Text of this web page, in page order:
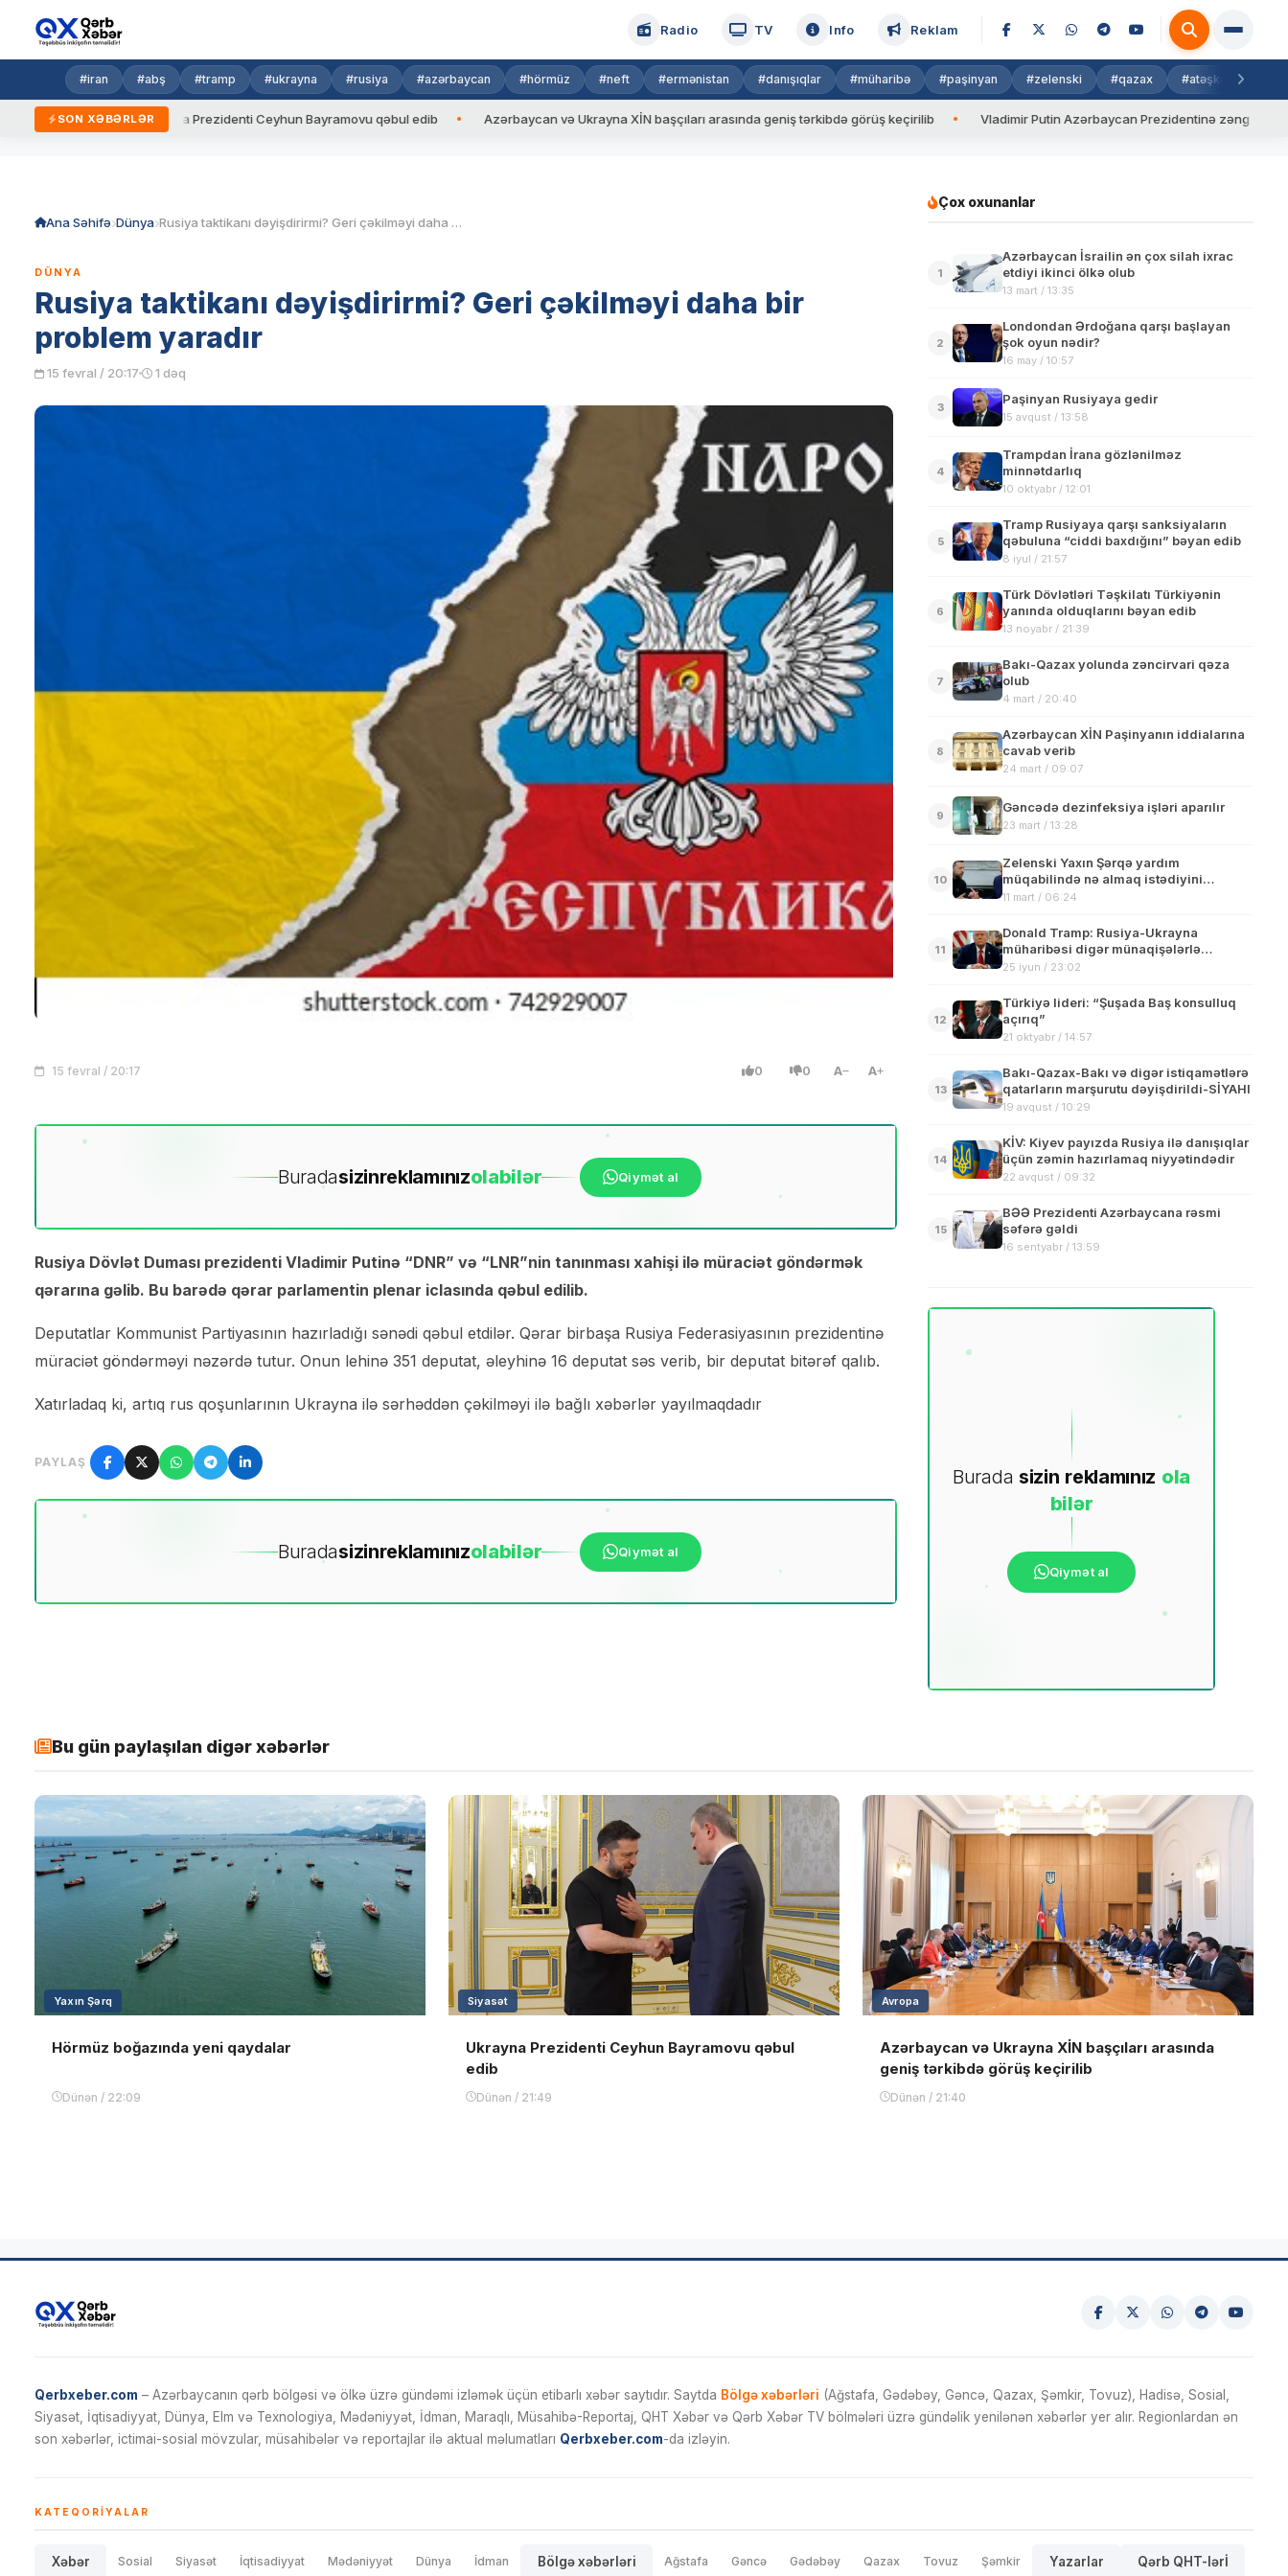
Radio TV Info Reklam
#iran #abş #tramp #ukrayna #rusiya #azərbaycan #hörmüz #neft #ermənistan #danışıqlar #müharibə #paşinyan #zelenski #qazax #atəşkəs
SON XƏBƏRLƏR
Ukrayna Prezidenti Ceyhun Bayramovu qəbul edib Azərbaycan və Ukrayna XİN başçıları arasında geniş tərkibdə görüş keçirilib Vladimir Putin Azərbaycan Prezidentinə zəng edib
Ana Səhifə Dünya Rusiya taktikanı dəyişdirirmi? Geri çəkilməyi daha bir problem yaradır
DÜNYA
Rusiya taktikanı dəyişdirirmi? Geri çəkilməyi daha bir
problem yaradır
15 fevral / 20:17 1 dəq
15 fevral / 20:17 0 0 A A
Buradasizinreklamınızolabilər Qiymət al
Rusiya Dövlət Duması prezidenti Vladimir Putinə “DNR” və “LNR”nin tanınması xahişi ilə müraciət göndərmək
qərarına gəlib. Bu barədə qərar parlamentin plenar iclasında qəbul edilib.
Deputatlar Kommunist Partiyasının hazırladığı sənədi qəbul etdilər. Qərar birbaşa Rusiya Federasiyasının prezidentinə
müraciət göndərməyi nəzərdə tutur. Onun lehinə 351 deputat, əleyhinə 16 deputat səs verib, bir deputat bitərəf qalıb.
Xatırladaq ki, artıq rus qoşunlarının Ukrayna ilə sərhəddən çəkilməyi ilə bağlı xəbərlər yayılmaqdadır
PAYLAŞ
Buradasizinreklamınızolabilər Qiymət al
Çox oxunanlar
1
Azərbaycan İsrailin ən çox silah ixrac
etdiyi ikinci ölkə olub
13 mart / 13:35
2
Londondan Ərdoğana qarşı başlayan
şok oyun nədir?
16 may / 10:57
3
Paşinyan Rusiyaya gedir
15 avqust / 13:58
4
Trampdan İrana gözlənilməz
minnətdarlıq
10 oktyabr / 12:01
5
Tramp Rusiyaya qarşı sanksiyaların
qəbuluna “ciddi baxdığını” bəyan edib
8 iyul / 21:57
6
Türk Dövlətləri Təşkilatı Türkiyənin
yanında olduqlarını bəyan edib
13 noyabr / 21:39
7
Bakı-Qazax yolunda zəncirvari qəza
olub
4 mart / 20:40
8
Azərbaycan XİN Paşinyanın iddialarına
cavab verib
24 mart / 09:07
9
Gəncədə dezinfeksiya işləri aparılır
23 mart / 13:28
10
Zelenski Yaxın Şərqə yardım
müqabilində nə almaq istədiyini
açıqladı
11 mart / 06:24
11
Donald Tramp: Rusiya-Ukrayna
müharibəsi digər münaqişələrlə
25 iyun / 23:02
12
Türkiyə lideri: “Şuşada Baş konsulluq
açırıq”
21 oktyabr / 14:57
13
Bakı-Qazax-Bakı və digər istiqamətlərə
qatarların marşurutu dəyişdirildi-SİYAHI
19 avqust / 10:29
14
KİV: Kiyev payızda Rusiya ilə danışıqlar
üçün zəmin hazırlamaq niyyətindədir
22 avqust / 09:32
15
BƏƏ Prezidenti Azərbaycana rəsmi
səfərə gəldi
16 sentyabr / 13:59
Burada sizin reklamınız ola
bilər
Qiymət al
Bu gün paylaşılan digər xəbərlər
Yaxın Şərq
Hörmüz boğazında yeni qaydalar
Dünən / 22:09
Siyasət
Ukrayna Prezidenti Ceyhun Bayramovu qəbul
edib
Dünən / 21:49
Avropa
Azərbaycan və Ukrayna XİN başçıları arasında
geniş tərkibdə görüş keçirilib
Dünən / 21:40
Qerbxeber.com – Azərbaycanın qərb bölgəsi və ölkə üzrə gündəmi izləmək üçün etibarlı xəbər saytıdır. Saytda Bölgə xəbərləri (Ağstafa, Gədəbəy, Gəncə, Qazax, Şəmkir, Tovuz), Hadisə, Sosial,
Siyasət, İqtisadiyyat, Dünya, Elm və Texnologiya, Mədəniyyət, İdman, Maraqlı, Müsahibə-Reportaj, QHT Xəbər və Qərb Xəbər TV bölmələri üzrə gündəlik yenilənən xəbərlər yer alır. Regionlardan ən
son xəbərlər, ictimai-sosial mövzular, müsahibələr və reportajlar ilə aktual məlumatları Qerbxeber.com-da izləyin.
KATEQORIYALAR
Xəbər Sosial Siyasət İqtisadiyyat Mədəniyyət Dünya İdman Bölgə xəbərləri Ağstafa Gəncə Gədəbəy Qazax Tovuz Şəmkir Yazarlar Qərb QHT-lərİ